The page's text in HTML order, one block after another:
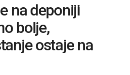
na deponiji
bolje,
ostaje na